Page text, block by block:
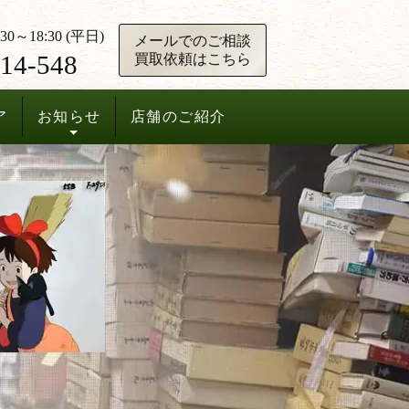
お知らせ 店舗のご紹介
～18:30 (平日)
548
メールでのご相談
買取依頼はこちら